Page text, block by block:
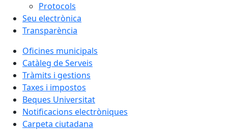
Protocols
Seu electrònica
Transparència
Oficines municipals
Catàleg de Serveis
Tràmits i gestions
Taxes i impostos
Beques Universitat
Notificacions electròniques
Carpeta ciutadana